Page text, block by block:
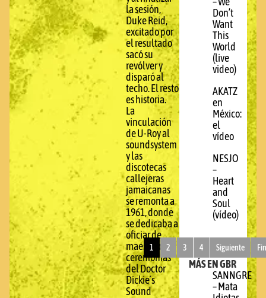
la sesión,
Duke Reid,
excitado por
el resultado
sacó su
revólver y
disparó al
techo. El resto
es historia.
La
vinculación
de U-Roy al
soundsystem
y las
discotecas
callejeras
jamaicanas
se remonta a
1961, donde
se dedicaba a
oficiar de
maestro de
ceremonias
del Doctor
Dickie´s
Sound
Don’t
Want
This
World
(live
video)
AKATZ
en
México:
el
vídeo
NESJO
–
Heart
and
Soul
(vídeo)
1 2 3 4 Siguiente
MÁS EN GBR
SANNGRE
– Mata